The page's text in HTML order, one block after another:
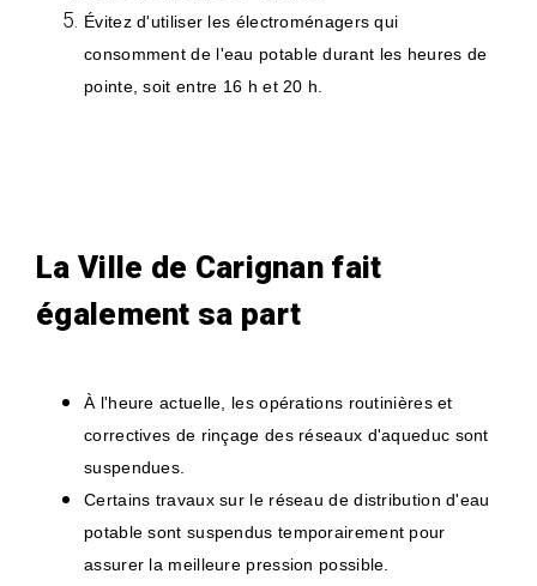
Évitez d'utiliser les électroménagers qui
consomment de l'eau potable durant les heures de
pointe, soit entre 16 h et 20 h.
La Ville de Carignan fait
également sa part
À l'heure actuelle, les opérations routinières et
correctives de rinçage des réseaux d'aqueduc sont
suspendues.
Certains travaux sur le réseau de distribution d'eau
potable sont suspendus temporairement pour
assurer la meilleure pression possible.